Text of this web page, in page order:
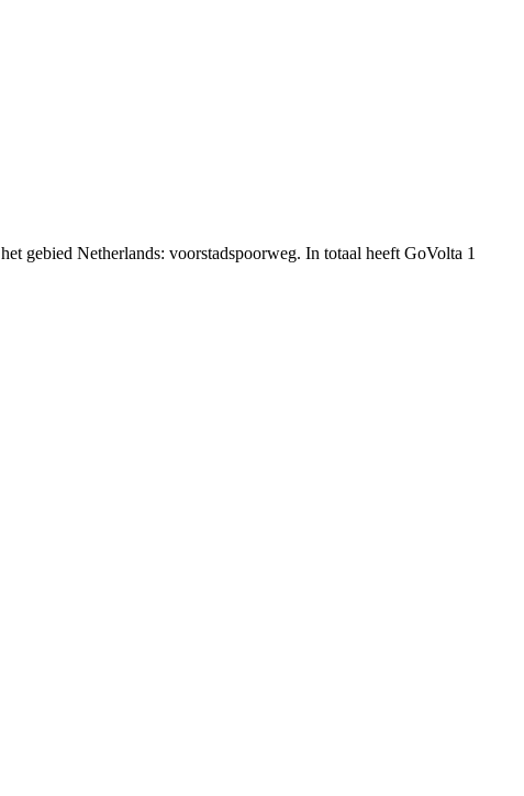
gebied Netherlands: voorstadspoorweg. In totaal heeft GoVolta 1